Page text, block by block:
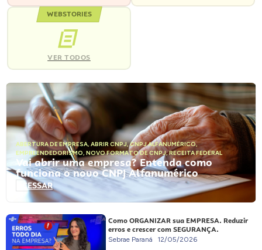
WEBSTORIES
VER TODOS
ABERTURA DE EMPRESA, ABRIR CNPJ,CNPJ ALFANUMÉRICO,
EMPREENDEDORISMO, NOVO FORMATO DE CNPJ,RECEITA FEDERAL
Vai abrir uma empresa? Entenda como
funciona o novo CNPJ Alfanumérico
ACESSAR
Como ORGANIZAR sua EMPRESA. Reduzir
erros e crescer com SEGURANÇA.
Sebrae Paraná 12/05/2026